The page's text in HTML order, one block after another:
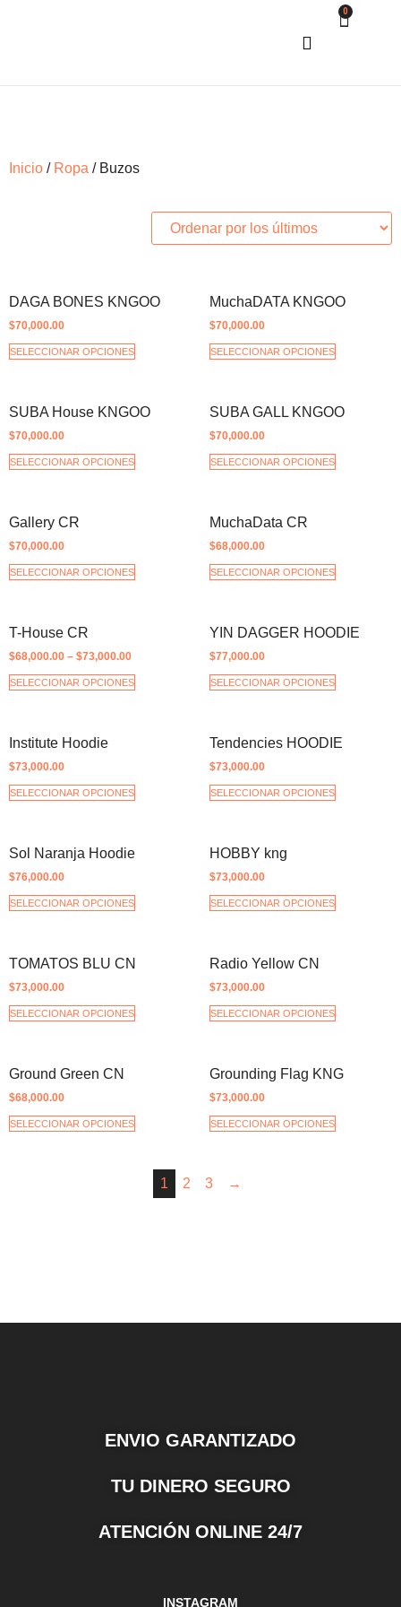
0
Inicio / Ropa / Buzos
DAGA BONES KNGOO
$70,000.00
SELECCIONAR OPCIONES
MuchaDATA KNGOO
$70,000.00
SELECCIONAR OPCIONES
SUBA House KNGOO
$70,000.00
SELECCIONAR OPCIONES
SUBA GALL KNGOO
$70,000.00
SELECCIONAR OPCIONES
Gallery CR
$70,000.00
SELECCIONAR OPCIONES
MuchaData CR
$68,000.00
SELECCIONAR OPCIONES
T-House CR
$68,000.00 – $73,000.00
SELECCIONAR OPCIONES
YIN DAGGER HOODIE
$77,000.00
SELECCIONAR OPCIONES
Institute Hoodie
$73,000.00
SELECCIONAR OPCIONES
Tendencies HOODIE
$73,000.00
SELECCIONAR OPCIONES
Sol Naranja Hoodie
$76,000.00
SELECCIONAR OPCIONES
HOBBY kng
$73,000.00
SELECCIONAR OPCIONES
TOMATOS BLU CN
$73,000.00
SELECCIONAR OPCIONES
Radio Yellow CN
$73,000.00
SELECCIONAR OPCIONES
Ground Green CN
$68,000.00
SELECCIONAR OPCIONES
Grounding Flag KNG
$73,000.00
SELECCIONAR OPCIONES
1 2 3 →
ENVIO GARANTIZADO
TU DINERO SEGURO
ATENCIÓN ONLINE 24/7
INSTAGRAM